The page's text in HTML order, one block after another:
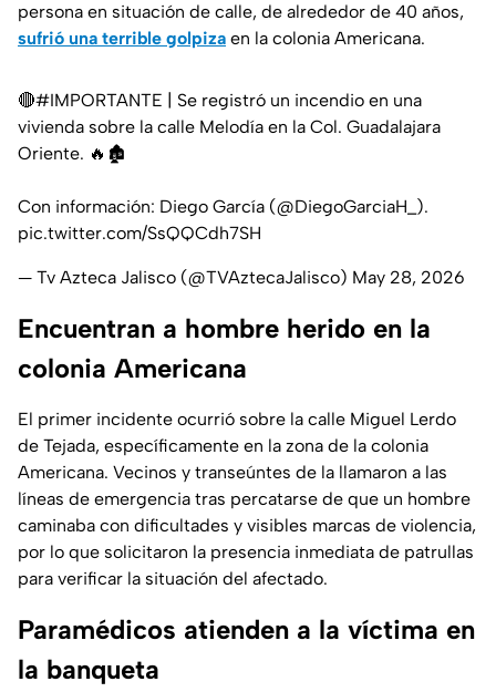
persona en situación de calle, de alrededor de 40 años,
sufrió una terrible golpiza en la colonia Americana.
🔴#IMPORTANTE | Se registró un incendio en una
vivienda sobre la calle Melodía en la Col. Guadalajara
Oriente. 🔥🏚️
Con información: Diego García (@DiegoGarciaH_ ).
pic.twitter.com/SsQQCdh7SH
— Tv Azteca Jalisco (@TVAztecaJalisco) May 28, 2026
Encuentran a hombre herido en la
colonia Americana
El primer incidente ocurrió sobre la calle Miguel Lerdo
de Tejada, específicamente en la zona de la colonia
Americana. Vecinos y transeúntes de la llamaron a las
líneas de emergencia tras percatarse de que un hombre
caminaba con dificultades y visibles marcas de violencia,
por lo que solicitaron la presencia inmediata de patrullas
para verificar la situación del afectado.
Paramédicos atienden a la víctima en
la banqueta